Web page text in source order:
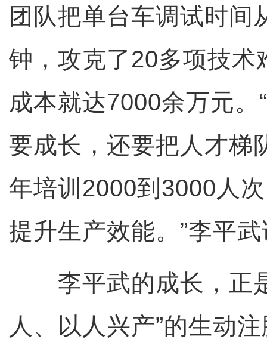
团队把单台车调试时间
钟，攻克了20多项技术
成本就达7000余万元。
要成长，还要把人才梯
年培训2000到3000人
提升生产效能。”李平
李平武的成长，正
人、以人兴产”的生动